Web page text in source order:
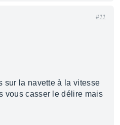
#11
sur la navette à la vitesse
vous casser le délire mais